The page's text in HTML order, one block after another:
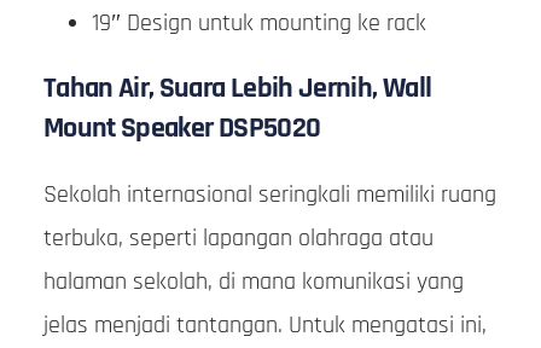
19″ Design untuk mounting ke rack
Tahan Air, Suara Lebih Jernih, Wall
Mount Speaker DSP5020
Sekolah internasional seringkali memiliki ruang
terbuka, seperti lapangan olahraga atau
halaman sekolah, di mana komunikasi yang
jelas menjadi tantangan. Untuk mengatasi ini,